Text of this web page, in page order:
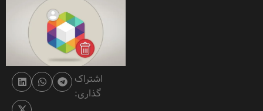
اشتراک
گذاری: